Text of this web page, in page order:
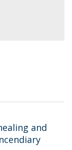
and